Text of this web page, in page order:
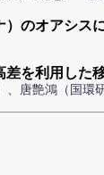
のオアシス
を利用した
唐艶鴻（国環